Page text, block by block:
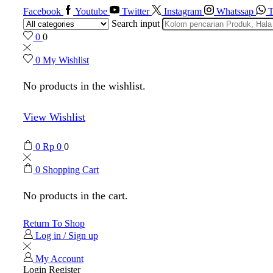
Facebook Youtube Twitter Instagram Whatssap
Search input
0 0
0 My Wishlist
No products in the wishlist.
View Wishlist
0 Rp 0 0
0 Shopping Cart
No products in the cart.
Return To Shop
Log in / Sign up
My Account
Login Register